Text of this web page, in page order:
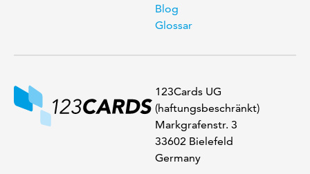
Blog
Glossar
123Cards UG
(haftungsbeschränkt)
Markgrafenstr. 3
33602 Bielefeld
Germany